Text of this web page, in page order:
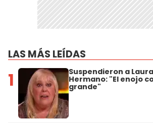
LAS MÁS LEÍDAS
1 Suspendieron a
Hermano: "El enojo
grande"